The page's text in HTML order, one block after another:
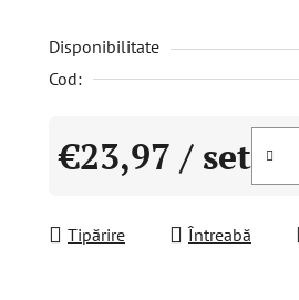
5
stele.
Disponibilitate
Cod:
€23,97 / set
Tipărire Întreabă